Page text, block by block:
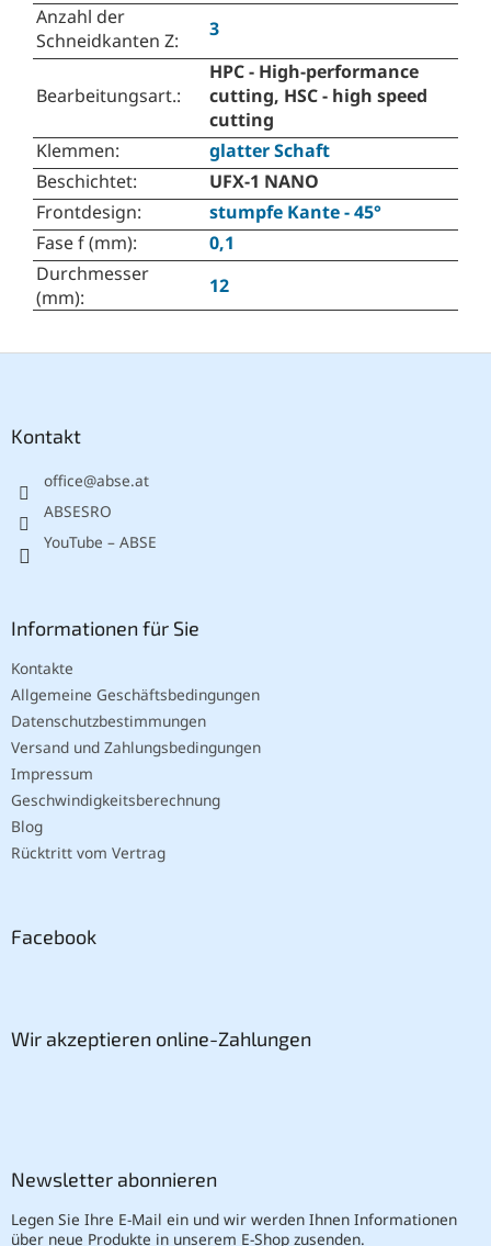
Anzahl der
Schneidkanten Z: 3
Bearbeitungsart.:
HPC - High-performance
cutting, HSC - high speed
cutting
Klemmen:
glatter Schaft
Beschichtet:
UFX-1 NANO
Frontdesign:
stumpfe Kante - 45°
Fase f (mm):
0,1
Durchmesser
(mm): 12
Kontakt
office@abse.at
ABSESRO
YouTube – ABSE
Informationen für Sie
Kontakte
Allgemeine Geschäftsbedingungen
Datenschutzbestimmungen
Versand und Zahlungsbedingungen
Impressum
Geschwindigkeitsberechnung
Blog
Rücktritt vom Vertrag
Facebook
Wir akzeptieren online-Zahlungen
Newsletter abonnieren
Legen Sie Ihre E-Mail ein und wir werden Ihnen Informationen
über neue Produkte in unserem E-Shop zusenden.